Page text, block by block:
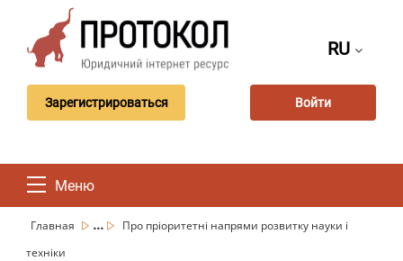
RU
Зарегистрироваться Войти
Меню
Главная ...
Про пріоритетні напрями розвитку науки і
техніки